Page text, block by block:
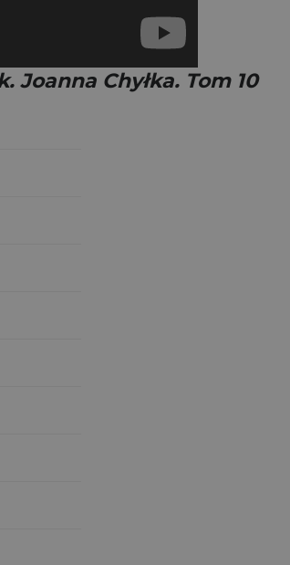
Joanna Chyłka. Tom 10